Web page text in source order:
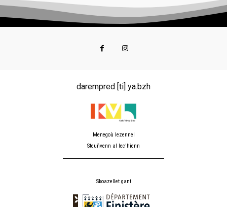
darempred [ti] ya.bzh
Menegoù lezennel
Steuñvenn al lec'hienn
Skoazellet gant